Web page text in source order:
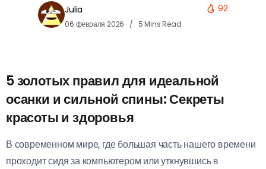
Julia
06 февраля 2026 5 Mins Read
92
5 золотых правил для идеальной
осанки и сильной спины: Секреты
красоты и здоровья
В современном мире, где большая часть нашего времени
проходит сидя за компьютером или уткнувшись в